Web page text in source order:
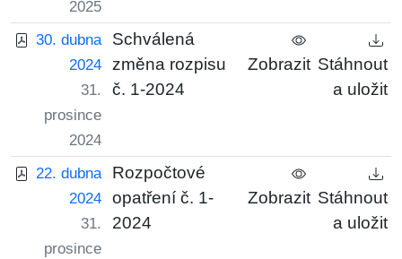
2025
30. dubna
2024
31.
prosince
2024
Schválená
změna rozpisu
č. 1-2024
Zobrazit Stáhnout
a uložit
22. dubna
2024
31.
prosince
Rozpočtové
opatření č. 1-
2024
Zobrazit Stáhnout
a uložit